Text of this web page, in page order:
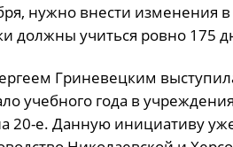
нужно внести изменения
должны учиться ровно 175
Гриневецким
учебного года в
20-е. Данную инициативу